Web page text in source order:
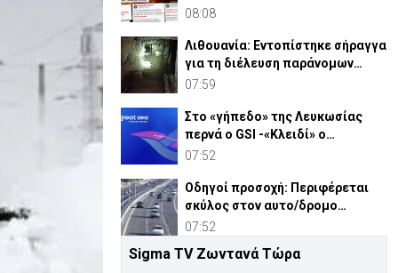
Ρεπουπλικανών κατά
08:08
Λιθουανία: Εντοπίστηκε σήραγγα
για τη διέλευση παράνομων
μεταναστών
07:59
Στο «γήπεδο» της Λευκωσίας
περνά ο GSI -«Κλειδί» ο
Σεπτέμβριος για τις έρευνες
07:52
Οδηγοί προσοχή: Περιφέρεται
σκύλος στον αυτο/δρομο
Κοκκινοτριμιθιάς – Λ/σίας
07:52
Η ηρωική μάχη του 256 Τάγματος
Sigma TV Ζωντανά Τώρα